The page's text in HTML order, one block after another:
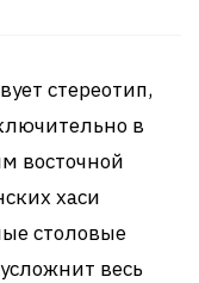
стереотип,
в
восточной
хаси
столовые
весь